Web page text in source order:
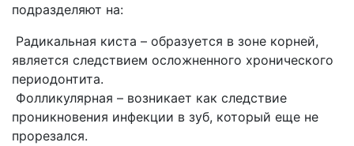
подразделяют на:
Радикальная киста – образуется в зоне корней,
является следствием осложненного хронического
периодонтита.
Фолликулярная – возникает как следствие
проникновения инфекции в зуб, который еще не
прорезался.